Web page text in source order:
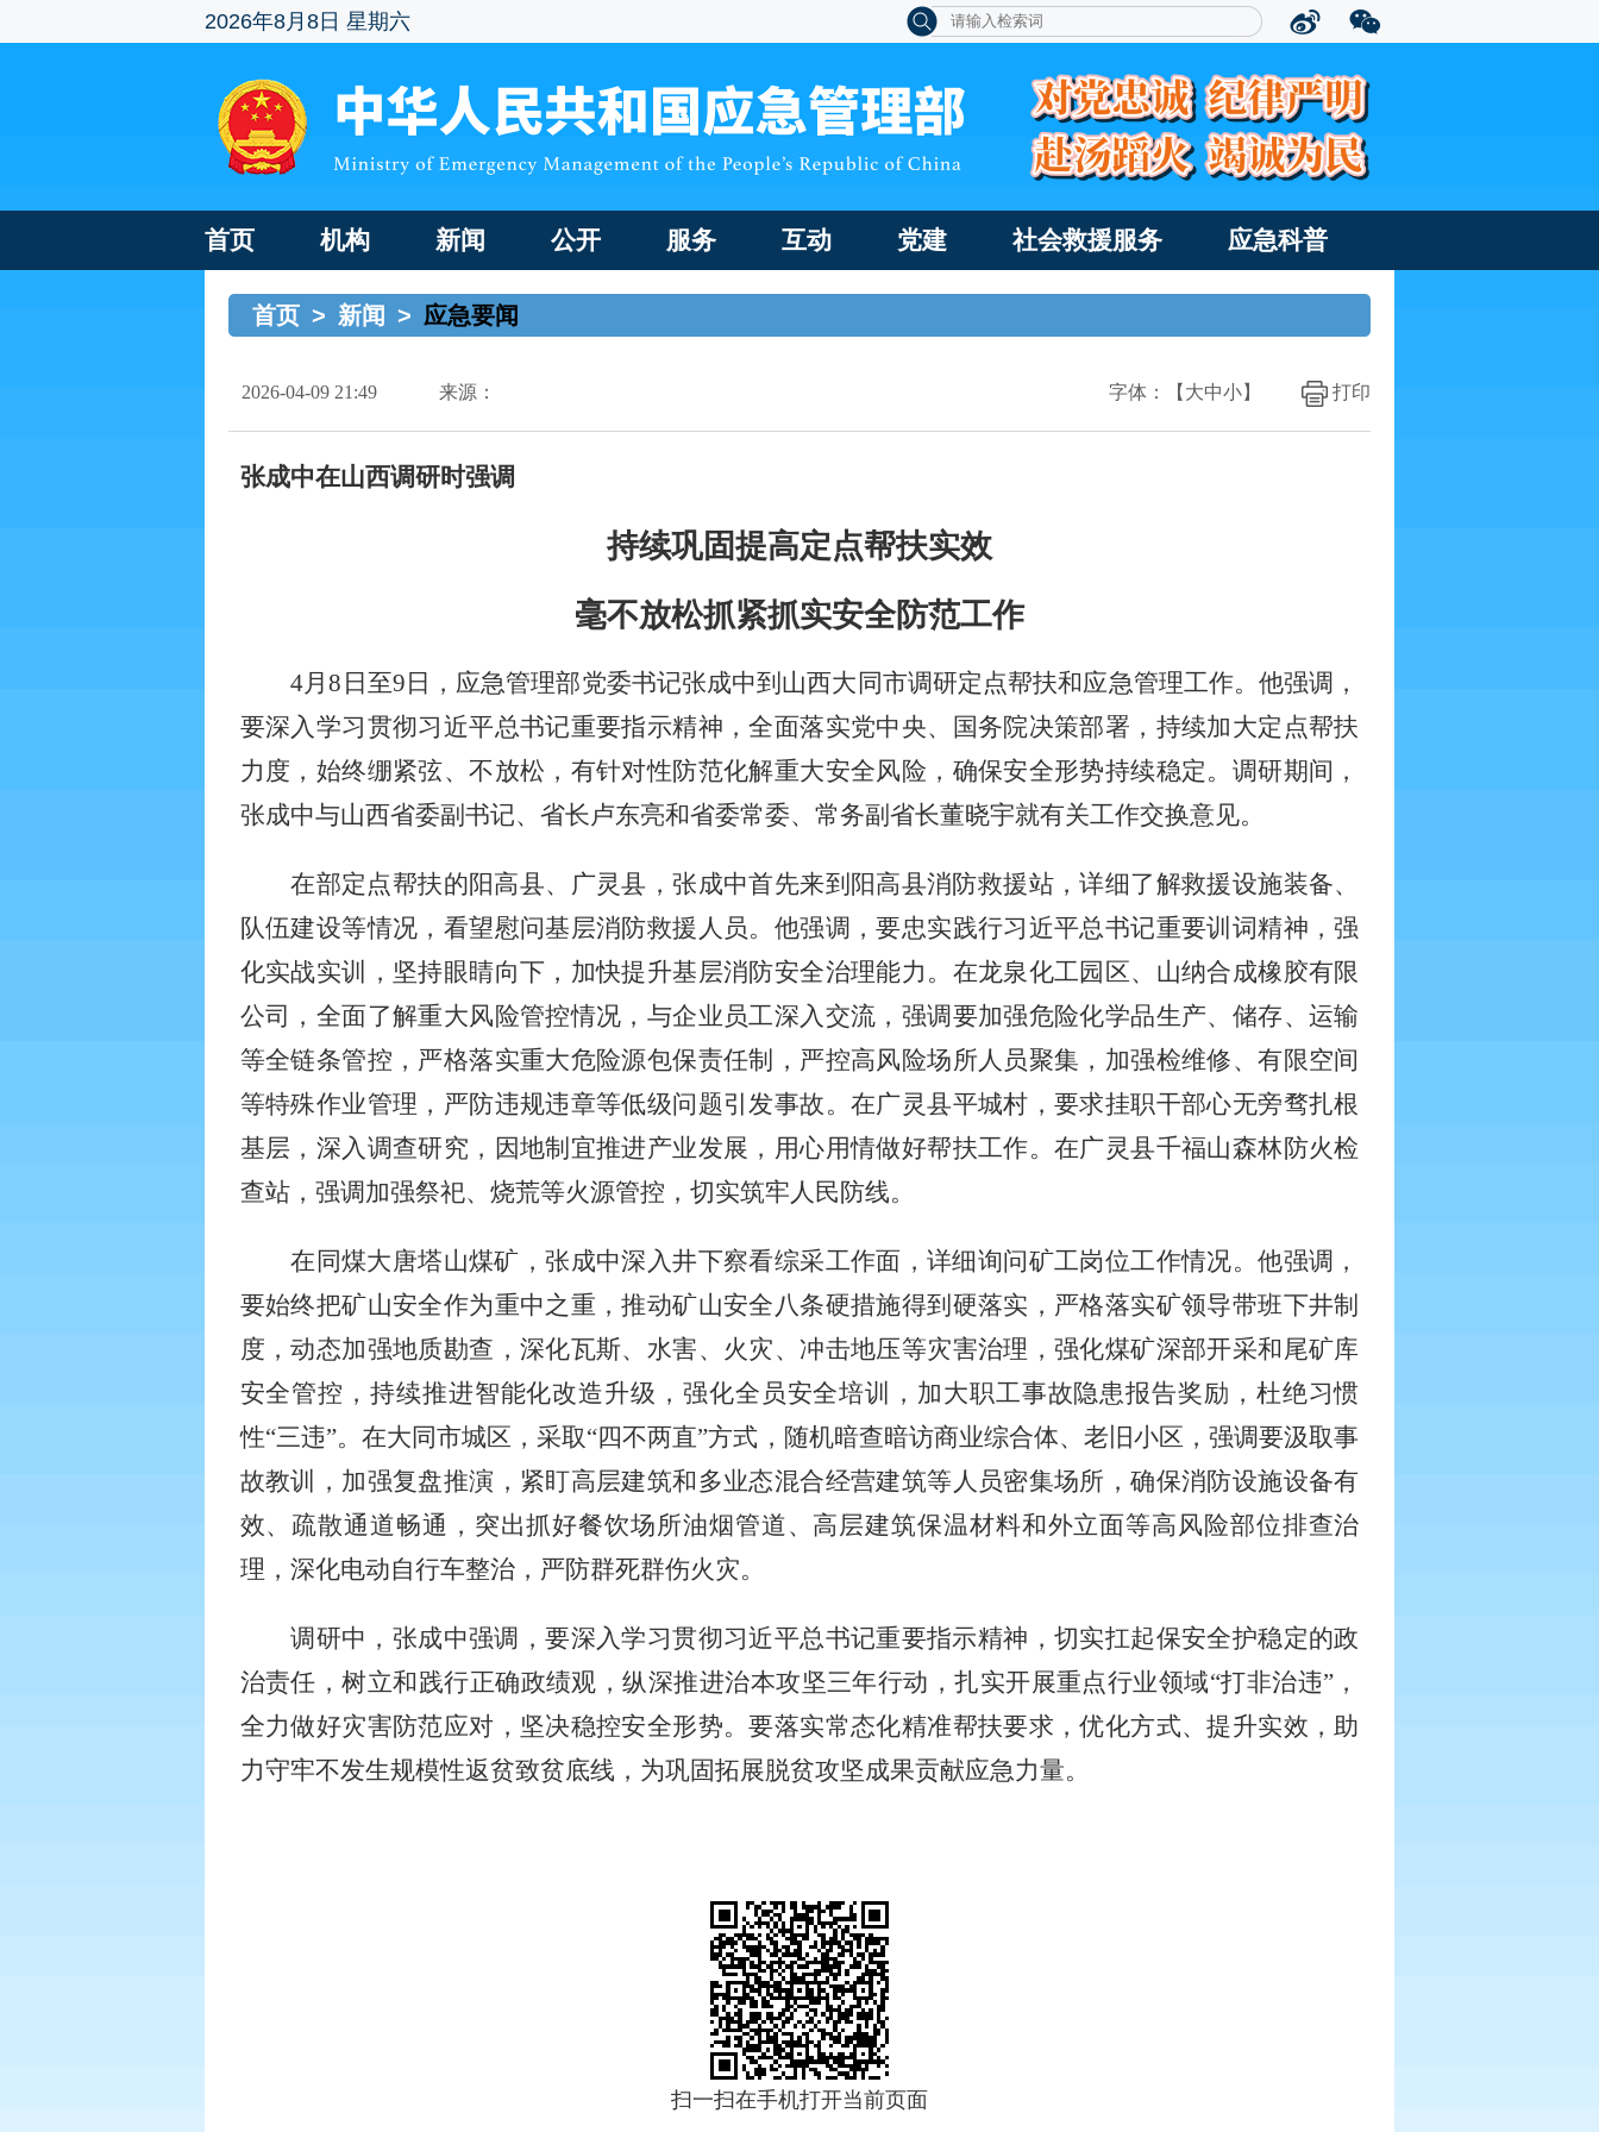
2026年8月8日 星期六
首页 机构 新闻 公开 服务 互动 党建 社会救援服务 应急科普
首页 > 新闻 > 应急要闻
2026-04-09 21:49 来源： 打印
字体：【 大中小】
张成中在山西调研时强调
持续巩固提高定点帮扶实效
毫不放松抓紧抓实安全防范工作
4月8 日至9 日，应急管理部党委书记张成中到山西大同市调研定点帮扶和应急管理工作。他强调，
要深入学习贯彻习近平总书记重要指示精神，全面落实党中央、国务院决策部署，持续加大定点帮扶
力度，始终绷紧弦、不放松，有针对性防范化解重大安全风险，确保安全形势持续稳定。调研期间，
张成中与山西省委副书记、省长卢东亮和省委常委、常务副省长董晓宇就有关工作交换意见。
在部定点帮扶的阳高县、广灵县，张成中首先来到阳高县消防救援站，详细了解救援设施装备、
队伍建设等情况，看望慰问基层消防救援人员。他强调，要忠实践行习近平总书记重要训词精神，强
化实战实训，坚持眼睛向下，加快提升基层消防安全治理能力。在龙泉化工园区、山纳合成橡胶有限
公司，全面了解重大风险管控情况，与企业员工深入交流，强调要加强危险化学品生产、储存、运输
等全链条管控，严格落实重大危险源包保责任制，严控高风险场所人员聚集，加强检维修、有限空间
等特殊作业管理，严防违规违章等低级问题引发事故。在广灵县平城村，要求挂职干部心无旁骛扎根
基层，深入调查研究，因地制宜推进产业发展，用心用情做好帮扶工作。在广灵县千福山森林防火检
查站，强调加强祭祀、烧荒等火源管控，切实筑牢人民防线。
在同煤大唐塔山煤矿，张成中深入井下察看综采工作面，详细询问矿工岗位工作情况。他强调，
要始终把矿山安全作为重中之重，推动矿山安全八条硬措施得到硬落实，严格落实矿领导带班下井制
度，动态加强地质勘查，深化瓦斯、水害、火灾、冲击地压等灾害治理，强化煤矿深部开采和尾矿库
安全管控，持续推进智能化改造升级，强化全员安全培训，加大职工事故隐患报告奖励，杜绝习惯
性“三违”。在大同市城区，采取“四不两直”方式，随机暗查暗访商业综合体、老旧小区，强调要汲取事
故教训，加强复盘推演，紧盯高层建筑和多业态混合经营建筑等人员密集场所，确保消防设施设备有
效、疏散通道畅通，突出抓好餐饮场所油烟管道、高层建筑保温材料和外立面等高风险部位排查治
理，深化电动自行车整治，严防群死群伤火灾。
调研中，张成中强调，要深入学习贯彻习近平总书记重要指示精神，切实扛起保安全护稳定的政
治责任，树立和践行正确政绩观，纵深推进治本攻坚三年行动，扎实开展重点行业领域“打非治违”，
全力做好灾害防范应对，坚决稳控安全形势。要落实常态化精准帮扶要求，优化方式、提升实效，助
力守牢不发生规模性返贫致贫底线，为巩固拓展脱贫攻坚成果贡献应急力量。
扫一扫在手机打开当前页面